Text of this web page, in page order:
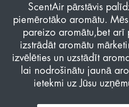
ScentAir pārstāvis
piemērotāko aromātu.
pareizo aromātu,bet arī
izstrādāt aromātu
izvēlēties un uzstādīt
lai nodrošinātu jaunā
ietekmi uz Jūsu